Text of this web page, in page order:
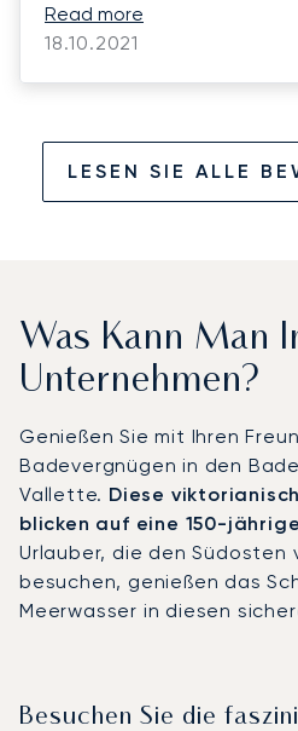
late into the night. We
about turbo props having
as we could have
Read more
18.10.2021
LESEN SIE ALLE
Was Kann Man
Unternehmen?
Genießen Sie mit Ihren
Badevergnügen in den
Vallette. Diese
blicken auf eine 150-
Urlauber, die den Südosten
besuchen, genießen das
Meerwasser in diesen
Besuchen Sie die